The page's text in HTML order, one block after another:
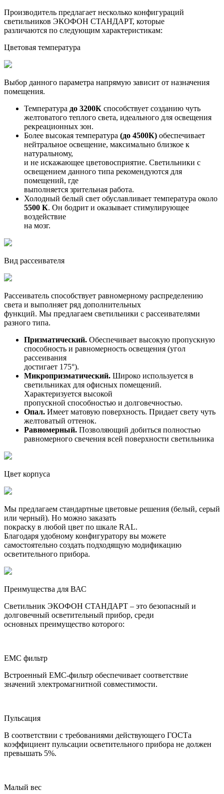
Производитель предлагает несколько конфигураций
светильников ЭКОФОН СТАНДАРТ, которые
различаются по следующим характеристикам:
Цветовая температура
Выбор данного параметра напрямую зависит от назначения
помещения.
Температура до 3200К способствует созданию чуть
желтоватого теплого света, идеального для освещения
рекреационных зон.
Более высокая температура (до 4500К) обеспечивает
нейтральное освещение, максимально близкое к
натуральному,
и не искажающее цветовосприятие. Светильники с
освещением данного типа рекомендуются для
помещений, где
выполняется зрительная работа.
Холодный белый свет обуславливает температура около
5500 К. Он бодрит и оказывает стимулирующее
воздействие
на мозг.
Вид рассеивателя
Рассеиватель способствует равномерному распределению
света и выполняет ряд дополнительных
функций. Мы предлагаем светильники с рассеивателями
разного типа.
Призматический. Обеспечивает высокую пропускную
способность и равномерность освещения (угол
рассеивания
достигает 175°).
Микропризматический. Широко используется в
светильниках для офисных помещений.
Характеризуется высокой
пропускной способностью и долговечностью.
Опал. Имеет матовую поверхность. Придает свету чуть
желтоватый оттенок.
Равномерный. Позволяющий добиться полностью
равномерного свечения всей поверхности светильника
Цвет корпуса
Мы предлагаем стандартные цветовые решения (белый, серый
или черный). Но можно заказать
покраску в любой цвет по шкале RAL.
Благодаря удобному конфигуратору вы можете
самостоятельно создать подходящую модификацию
осветительного прибора.
Преимущества для ВАС
Светильник ЭКОФОН СТАНДАРТ – это безопасный и
долговечный осветительный прибор, среди
основных преимущество которого:
ЕМС фильтр
Встроенный ЕМС-фильтр обеспечивает соответствие
значений электромагнитной совместимости.
Пульсация
В соответствии с требованиями действующего ГОСТа
коэффициент пульсации осветительного прибора не должен
превышать 5%.
Малый вес